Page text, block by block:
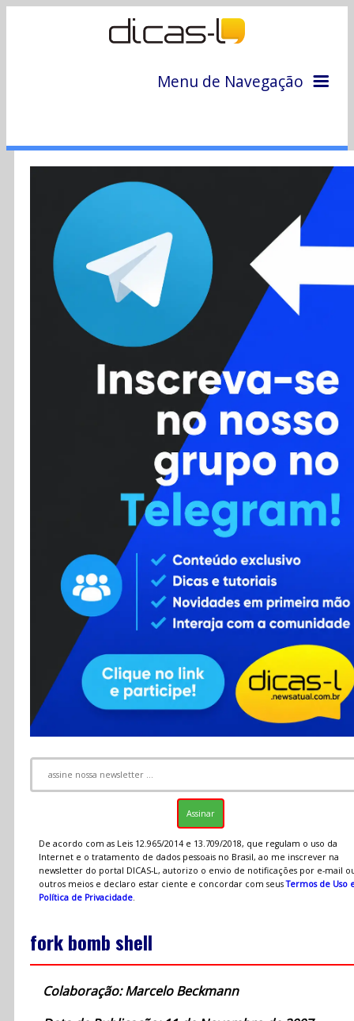
Menu de Navegação
Colunas
Colaboradores
Cursos
Enviar Dica
Contato
RSS
De acordo com as Leis 12.965/2014 e 13.709/2018, que regulam o uso da
Internet e o tratamento de dados pessoais no Brasil, ao me inscrever na
newsletter do portal DICAS-L, autorizo o envio de notificações por e-mail
outros meios e declaro estar ciente e concordar com seusTermos de Uso
Política de Privacidade.
fork bomb shell
Colaboração: Marcelo Beckmann